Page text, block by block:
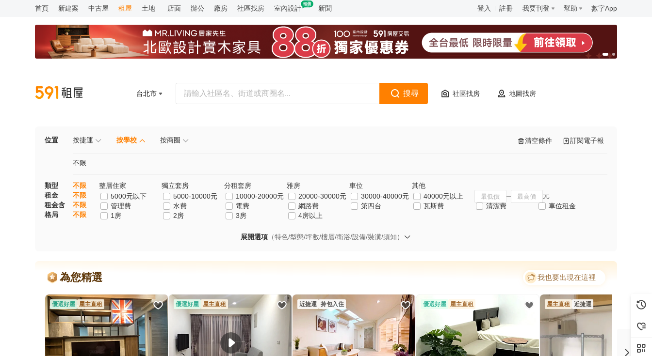
首頁 新建案 中古屋 租屋 土地 店面 辦公 廠房 社區找房 室內設計 新聞 登入 註冊 我要刊登 幫助 數字App
台北市 搜尋 社區找房 地圖找房
清空條件 訂閱電子報
位置 按捷運 按學校 按商圈
不限
類型 不限 整層住家 獨立套房 分租套房 雅房 車位
其他
租金
不限 5000元以下 5000-10000元 10000-20000元 20000-30000元 30000-40000元 40000元以上
元
租金含
不限 管理費 水費 電費 網路費 第四台 瓦斯費 清潔費
車位租金
格局
不限 1房 2房 3房 4房以上
展開選項 （特色/型態/坪數/樓層/衛浴/設備/裝潢/須知）
為您精選 我也要出現在這裡
優選好屋 屋主直租 優選好屋 屋主直租 近捷運 拎包入住 優選好屋 屋主直租 屋主直租 近捷運